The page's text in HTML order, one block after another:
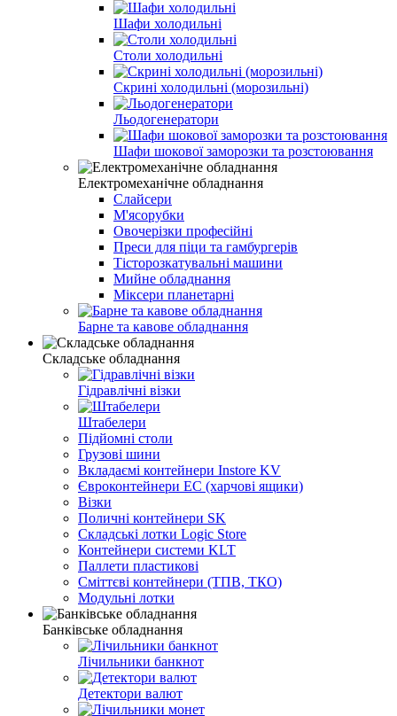
Шафи холодильні
Столи холодильні
Скрині холодильні (морозильні)
Льодогенератори
Шафи шокової заморозки та розстоювання
Електромеханічне обладнання
Слайсери
М'ясорубки
Овочерізки професійні
Преси для піци та гамбургерів
Тісторозкатувальні машини
Мийне обладнання
Міксери планетарні
Барне та кавове обладнання
Складське обладнання
Гідравлічні візки
Штабелери
Підйомні столи
Грузові шини
Вкладаємі контейнери Instore KV
Євроконтейнери EC (харчові ящики)
Візки
Поличні контейнери SK
Складські лотки Logic Store
Контейнери системи KLT
Паллети пластикові
Сміттєві контейнери (ТПВ, ТКО)
Модульні лотки
Банківське обладнання
Лічильники банкнот
Детектори валют